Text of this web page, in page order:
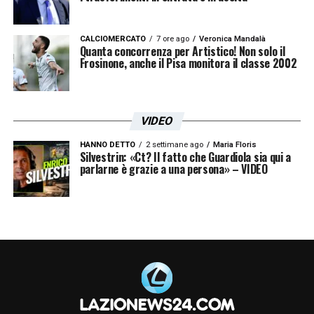
73
, ottiene il
campionato con903′ di porta inviolata.
Coronerà infine la sua carriera calcistica nel
1982, quando all’età di 41 sarà capitano
dell’Italia
1982.
L’esperienza da tecnico
Zofflascia il calcio giocato nel
nella stagione1989-90
livello di club. In vista della stagione 1990-
CALCIOMERCATO 7 ore ago Veronica Mandalà
Quanta concorrenza per Artistico! Non solo il
Frosinone, anche il Pisa monitora il classe 2002
VIDEO
HANNO DETTO 2 settimane ago Maria Floris
Silvestrin: «Ct? Il fatto che Guardiola sia qui a
parlarne è grazie a una persona» – VIDEO